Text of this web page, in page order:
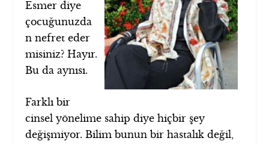
Esmer diye
çocuğunuzda
n nefret eder
misiniz? Hayır.
Bu da aynısı.
Farklı bir
cinsel yönelime sahip diye hiçbir şey
değişmiyor. Bilim bunun bir hastalık değil,